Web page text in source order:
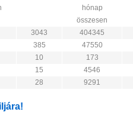
hónap
összesen
3043
404345
385
47550
10
173
15
4546
28 9291